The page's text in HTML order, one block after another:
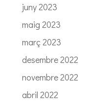
juny 2023
maig 2023
març 2023
desembre 2022
novembre 2022
abril 2022